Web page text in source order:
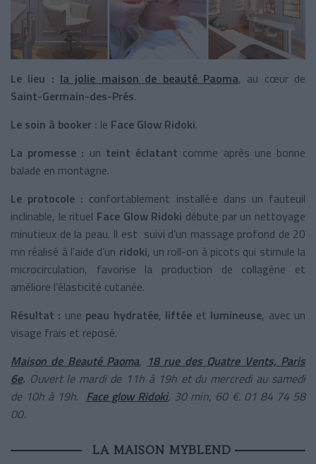
Le lieu : la jolie maison de beauté Paoma, au cœur de
Saint-Germain-des-Prés.
Le soin à booker : le Face Glow Ridoki.
La promesse : un teint éclatant comme après une bonne
balade en montagne.
Le protocole : confortablement installé·e dans un fauteuil
inclinable, le rituel Face Glow Ridoki débute par un nettoyage
minutieux de la peau. Il est suivi d’un massage profond de 20
mn réalisé à l’aide d’un ridoki, un roll-on à picots qui stimule la
microcirculation, favorise la production de collagène et
améliore l’élasticité cutanée.
Résultat : une peau hydratée, liftée et lumineuse, avec un
visage frais et reposé.
Maison de Beauté Paoma, 18 rue des Quatre Vents, Paris
6e. Ouvert le mardi de 11h à 19h et du mercredi au samedi
de 10h à 19h. Face glow Ridoki, 30 min, 60 €. 01 84 74 58
00.
LA MAISON MYBLEND